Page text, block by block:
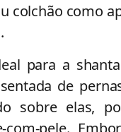
colchão como
para a
de
sobre elas,
com-pele.